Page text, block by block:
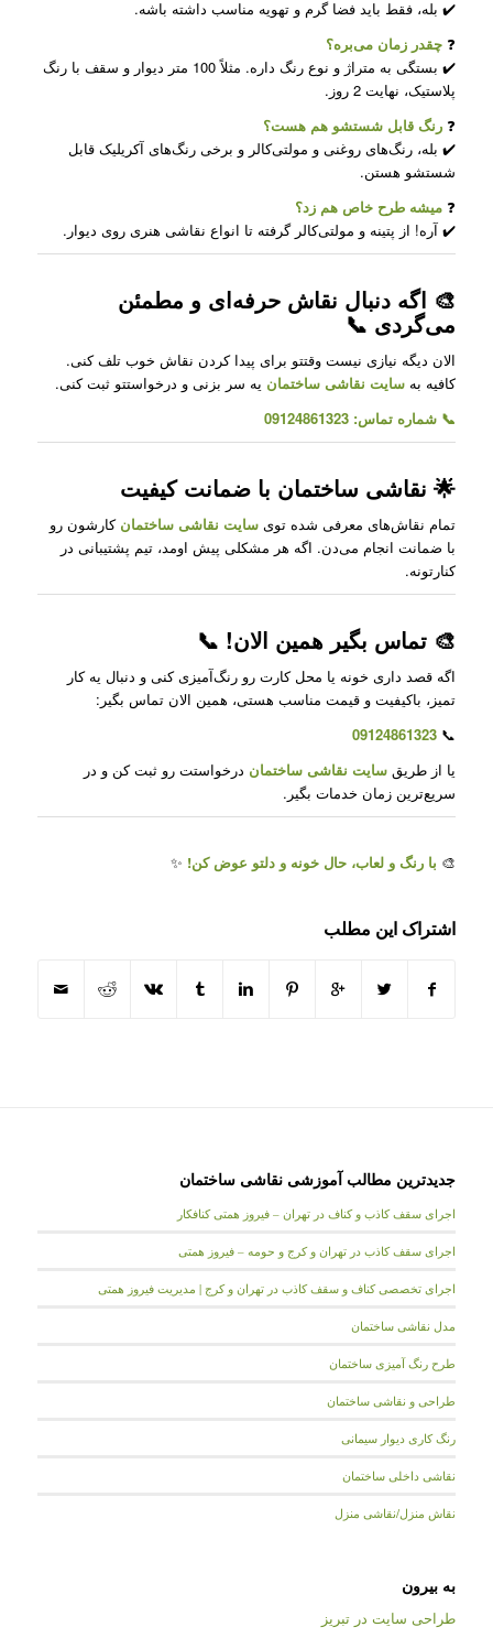
✔️ بله، فقط باید فضا گرم و تهویه مناسب داشته باشه.
❓ چقدر زمان می‌بره؟
✔️ بستگی به متراژ و نوع رنگ داره. مثلاً 100 متر دیوار و سقف با رنگ
پلاستیک، نهایت 2 روز.
❓ رنگ قابل شستشو هم هست؟
✔️ بله، رنگ‌های روغنی و مولتی‌کالر و برخی رنگ‌های آکریلیک قابل
شستشو هستن.
❓ میشه طرح خاص هم زد؟
✔️ آره! از پتینه و مولتی‌کالر گرفته تا انواع نقاشی هنری روی دیوار.
🎨 اگه دنبال نقاش حرفه‌ای و مطمئن
می‌گردی 📞
الان دیگه نیازی نیست وقتتو برای پیدا کردن نقاش خوب تلف کنی.
کافیه به سایت نقاشی ساختمان یه سر بزنی و درخواستتو ثبت کنی.
📞 شماره تماس: 09124861323
🌟 نقاشی ساختمان با ضمانت کیفیت
تمام نقاش‌های معرفی شده توی سایت نقاشی ساختمان کارشون رو
با ضمانت انجام می‌دن. اگه هر مشکلی پیش اومد، تیم پشتیبانی در
کنارتونه.
🎨 تماس بگیر همین الان! 📞
اگه قصد داری خونه یا محل کارت رو رنگ‌آمیزی کنی و دنبال یه کار
تمیز، باکیفیت و قیمت مناسب هستی، همین الان تماس بگیر:
📞
09124861323
یا از طریق سایت نقاشی ساختمان درخواستت رو ثبت کن و در
سریع‌ترین زمان خدمات بگیر.
🎨 با رنگ و لعاب، حال خونه و دلتو عوض کن! ✨
اشتراک این مطلب
جدیدترین مطالب آموزشی نقاشی ساختمان
اجرای سقف کاذب و کناف در تهران – فیروز همتی کنافکار
اجرای سقف کاذب در تهران و کرج و حومه – فیروز همتی
اجرای تخصصی کناف و سقف کاذب در تهران و کرج | مدیریت فیروز همتی
مدل نقاشی ساختمان
طرح رنگ آمیزی ساختمان
طراحی و نقاشی ساختمان
رنگ کاری دیوار سیمانی
نقاشی داخلی ساختمان
نقاش منزل/نقاشی منزل
به بیرون
طراحی سایت در تبریز